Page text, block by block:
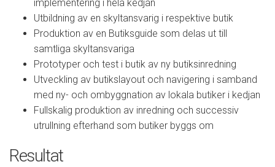
implementering i hela kedjan
Utbildning av en skyltansvarig i respektive butik
Produktion av en Butiksguide som delas ut till
samtliga skyltansvariga
Prototyper och test i butik av ny butiksinredning
Utveckling av butikslayout och navigering i samband
med ny- och ombyggnation av lokala butiker i kedjan
Fullskalig produktion av inredning och successiv
utrullning efterhand som butiker byggs om
Resultat